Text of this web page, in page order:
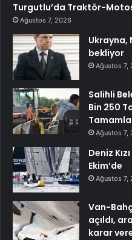
Turgutlu’da Traktör-
Ağustos 7, 2026
Ukrayna,
bekliyor
Ağustos 7,
Salihli
Bin 250
Ağustos 7,
Deniz
Ekim’de
Ağustos 7,
Van-
açıldı,
karar